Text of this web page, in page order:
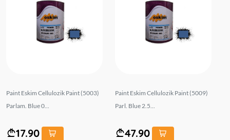
Paint Eskim Cellulozik Paint (5003)
Parlam. Blue 0...
17.90
Paint Eskim Cellulozik Paint (5009)
Parl. Blue 2.5...
47.90